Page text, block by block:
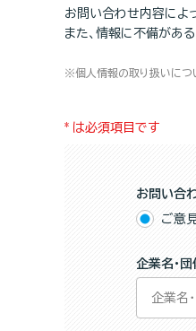
お問い合わせ内容によ
また、情報に不備があ
※個人情報の取り扱いにつ
* は必須項目です
お問い合
ご意
企業名・